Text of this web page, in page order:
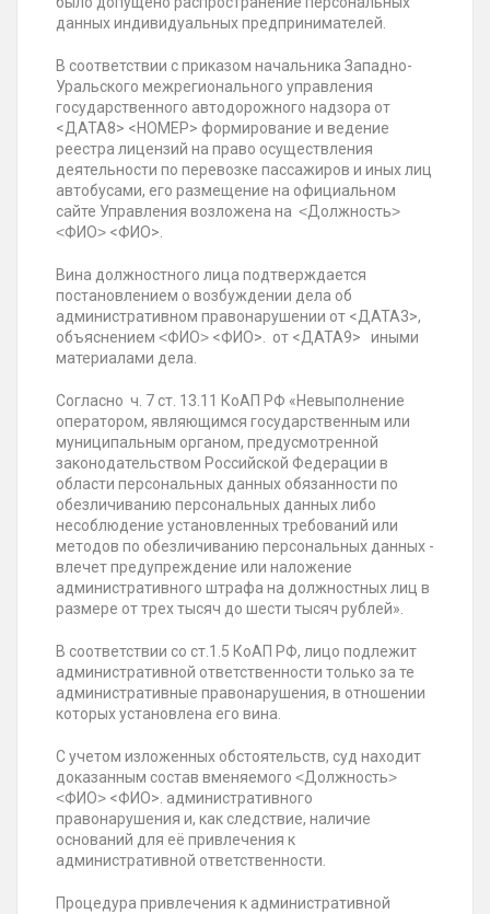
данных индивидуальных предпринимателей.
В соответствии с приказом начальника Западно-
Уральского межрегионального управления
государственного автодорожного надзора от
<ДАТА8> <НОМЕР> формирование и ведение
реестра лицензий на право осуществления
деятельности по перевозке пассажиров и иных лиц
автобусами, его размещение на официальном
сайте Управления возложена на ˂Должность˃
˂ФИО˃ <ФИО>.
Вина должностного лица подтверждается
постановлением о возбуждении дела об
административном правонарушении от <ДАТА3>,
объяснением ˂ФИО˃ <ФИО>. от <ДАТА9> иными
материалами дела.
Согласно ч. 7 ст. 13.11 КоАП РФ «Невыполнение
оператором, являющимся государственным или
муниципальным органом, предусмотренной
законодательством Российской Федерации в
области персональных данных обязанности по
обезличиванию персональных данных либо
несоблюдение установленных требований или
методов по обезличиванию персональных данных -
влечет предупреждение или наложение
административного штрафа на должностных лиц в
размере от трех тысяч до шести тысяч рублей».
В соответствии со ст.1.5 КоАП РФ, лицо подлежит
административной ответственности только за те
административные правонарушения, в отношении
которых установлена его вина.
С учетом изложенных обстоятельств, суд находит
доказанным состав вменяемого ˂Должность˃
˂ФИО˃ <ФИО>. административного
правонарушения и, как следствие, наличие
оснований для её привлечения к
административной ответственности.
Процедура привлечения к административной